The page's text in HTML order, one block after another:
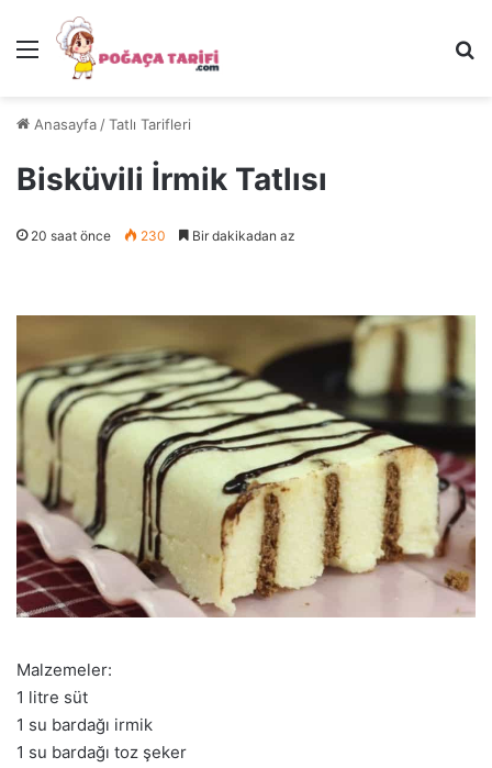
Menü
Anasayfa /Tatlı Tarifleri
Bisküvili İrmik Tatlısı
20 saat önce 230 Bir dakikadan az
Malzemeler:
1 litre süt
1 su bardağı irmik
1 su bardağı toz şeker